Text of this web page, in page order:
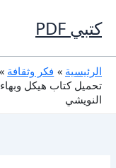
إلى
المحتوى
كتبي PDF
الرئيسية
فكر وثقافة
النويشي